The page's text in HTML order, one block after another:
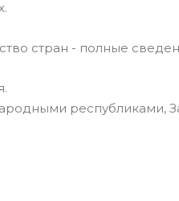
стран - полные
республиками,